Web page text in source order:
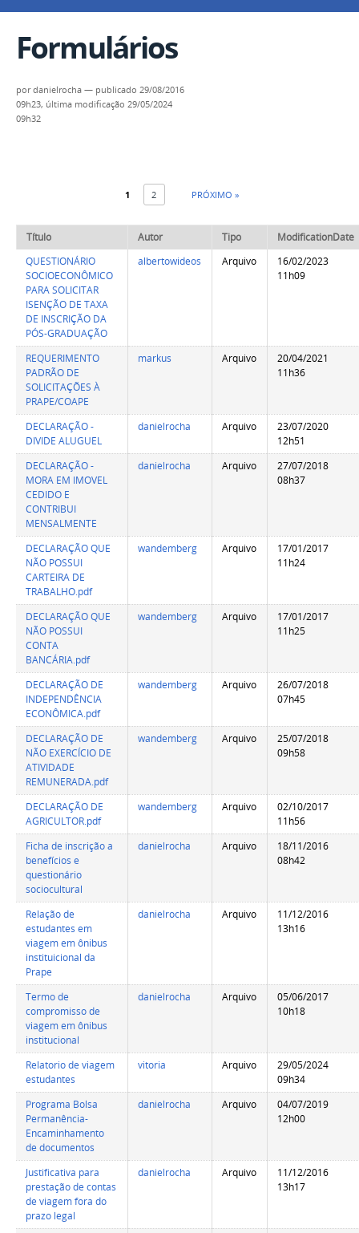
Formulários
pordanielrocha — publicado 29/08/2016
09h23, última modificação 29/05/2024
09h32
1 2 PRÓXIMO »
Título Autor Tipo
ModificationDate
QUESTIONÁRIO
SOCIOECONÔMICO
PARA SOLICITAR
ISENÇÃO DE TAXA
DE INSCRIÇÃO DA
PÓS-GRADUAÇÃO
albertowideos Arquivo
16/02/2023
11h09
REQUERIMENTO
PADRÃO DE
SOLICITAÇÕES À
PRAPE/COAPE
markus Arquivo
20/04/2021
11h36
DECLARAÇÃO -
DIVIDE ALUGUEL
danielrocha Arquivo
23/07/2020
12h51
DECLARAÇÃO -
MORA EM IMOVEL
CEDIDO E
CONTRIBUI
MENSALMENTE
danielrocha Arquivo
27/07/2018
08h37
DECLARAÇÃO QUE
NÃO POSSUI
CARTEIRA DE
TRABALHO.pdf
wandemberg Arquivo
17/01/2017
11h24
DECLARAÇÃO QUE
NÃO POSSUI
CONTA
BANCÁRIA.pdf
wandemberg Arquivo
17/01/2017
11h25
DECLARAÇÃO DE
INDEPENDÊNCIA
ECONÔMICA.pdf
wandemberg Arquivo
26/07/2018
07h45
DECLARAÇÃO DE
NÃO EXERCÍCIO DE
ATIVIDADE
REMUNERADA.pdf
wandemberg Arquivo
25/07/2018
09h58
DECLARAÇÃO DE
AGRICULTOR.pdf
wandemberg Arquivo
02/10/2017
11h56
Ficha de inscrição a
benefícios e
questionário
sociocultural
danielrocha Arquivo
18/11/2016
08h42
Relação de
estudantes em
viagem em ônibus
instituicional da
Prape
danielrocha Arquivo
11/12/2016
13h16
Termo de
compromisso de
viagem em ônibus
institucional
danielrocha Arquivo
05/06/2017
10h18
Relatorio de viagem
estudantes
vitoria Arquivo
29/05/2024
09h34
Programa Bolsa
Permanência-
Encaminhamento
de documentos
danielrocha Arquivo
04/07/2019
12h00
Justificativa para
prestação de contas
de viagem fora do
prazo legal
danielrocha Arquivo
11/12/2016
13h17